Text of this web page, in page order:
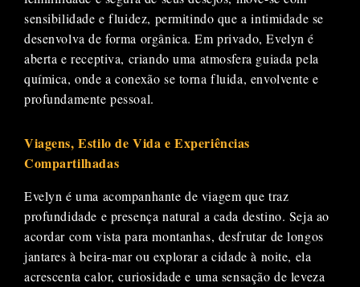
sensibilidade e fluidez, permitindo que a intimidade se
desenvolva de forma orgânica. Em privado, Evelyn é
aberta e receptiva, criando uma atmosfera guiada pela
química, onde a conexão se torna fluida, envolvente e
profundamente pessoal.
Viagens, Estilo de Vida e Experiências
Compartilhadas
Evelyn é uma acompanhante de viagem que traz
profundidade e presença natural a cada destino. Seja ao
acordar com vista para montanhas, desfrutar de longos
jantares à beira-mar ou explorar a cidade à noite, ela
acrescenta calor, curiosidade e uma sensação de leveza